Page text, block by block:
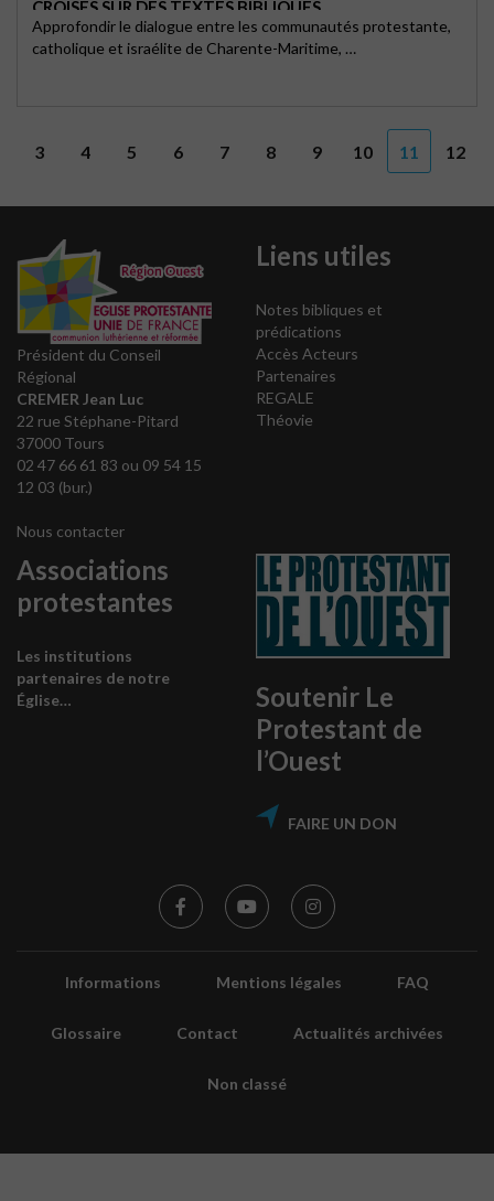
CROISÉS SUR DES TEXTES BIBLIQUES
Approfondir le dialogue entre les communautés protestante,
catholique et israélite de Charente-Maritime, …
3 4 5 6 7 8 9 10 11 12
Président du Conseil
Régional
CREMER Jean Luc
22 rue Stéphane-Pitard
37000 Tours
02 47 66 61 83 ou 09 54 15
12 03 (bur.)
Nous contacter
Liens utiles
Notes bibliques et
prédications
Accès Acteurs
Partenaires
REGALE
Théovie
Associations
protestantes
Les institutions
partenaires de notre
Église…
Soutenir Le
Protestant de
l’Ouest
FAIRE UN DON
Informations Mentions légales FAQ
Glossaire Contact Actualités archivées
Non classé